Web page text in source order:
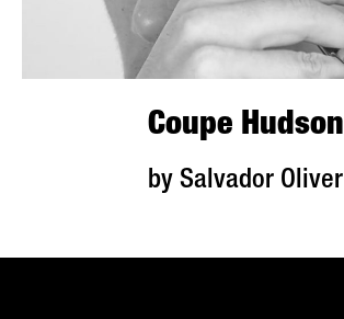
Coupe Hudson
by Salvador Oliver